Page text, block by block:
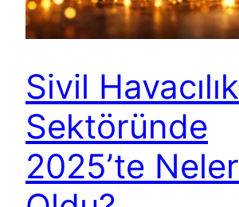
Sivil Havacılık
Sektöründe
2025’te Neler